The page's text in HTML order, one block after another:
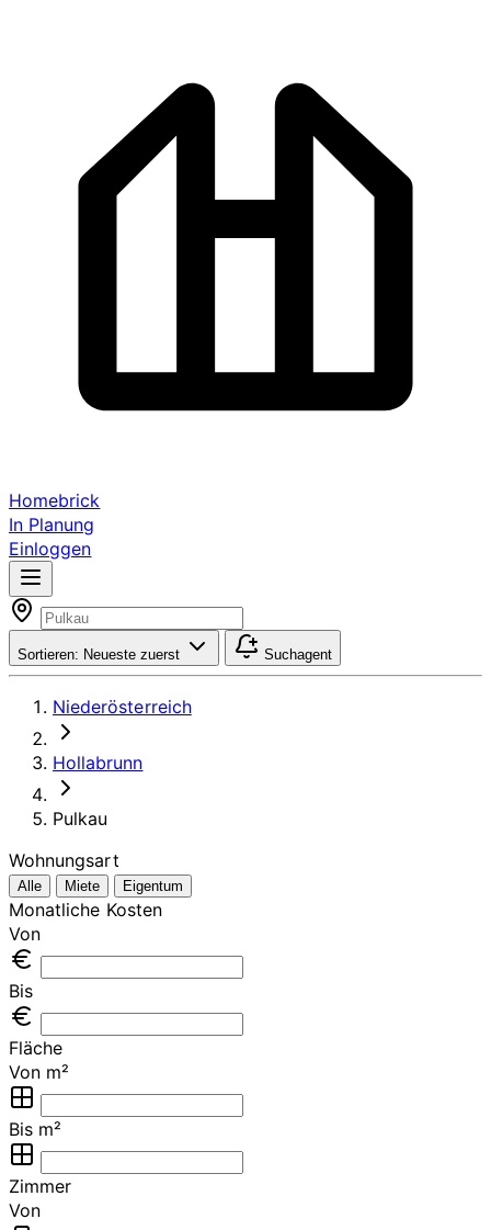
Homebrick
In Planung
Einloggen
Sortieren: Neueste zuerst Suchagent
Niederösterreich
Hollabrunn
Pulkau
Wohnungsart
Alle Miete Eigentum
Monatliche Kosten
Von
Bis
Fläche
Von m²
Bis m²
Zimmer
Von